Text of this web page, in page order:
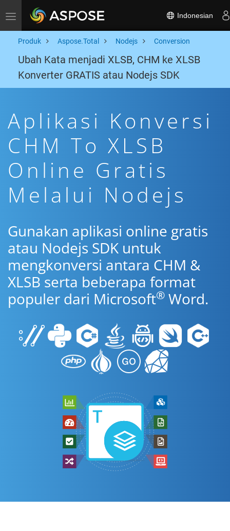
Toggle navigation Indonesian
Produk Aspose.Total Nodejs Conversion
Ubah Kata menjadi XLSB, CHM ke XLSB
Konverter GRATIS atau Nodejs SDK
Aplikasi Konversi
CHM To XLSB
Online Gratis
Melalui Nodejs
Gunakan aplikasi online gratis
atau Nodejs SDK untuk
mengkonversi antara CHM &
XLSB serta beberapa format
populer dari Microsoft® Word.